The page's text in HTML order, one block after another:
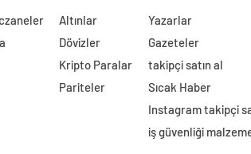
Altınlar
Dövizler
Kripto Paralar
Pariteler
Yazarlar
Gazeteler
takipçi satın al
Sıcak Haber
Instagram takipçi
iş güvenliği